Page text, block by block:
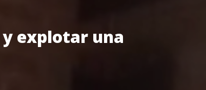
y explotar una